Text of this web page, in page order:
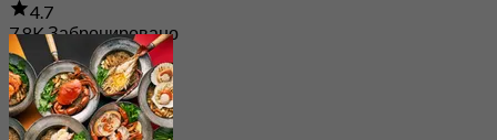
4.7
7.8K Забронировано
От
฿ 425